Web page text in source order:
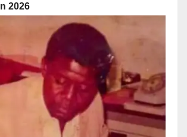
2026